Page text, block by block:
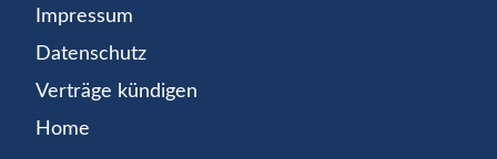
Impressum
Datenschutz
Verträge kündigen
Home